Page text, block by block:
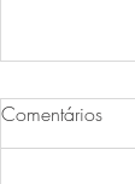
Comentários